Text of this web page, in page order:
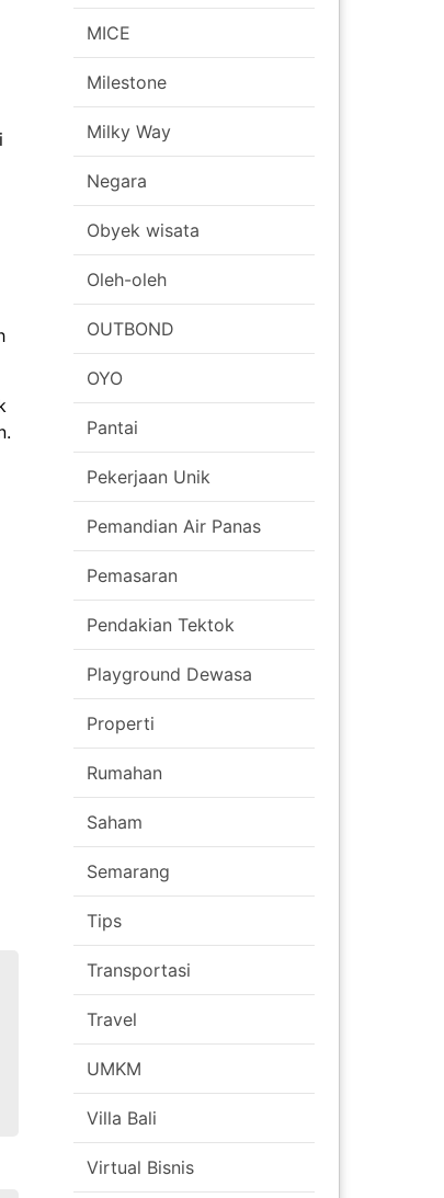
MICE
Milestone
Milky Way
Negara
Obyek wisata
Oleh-oleh
OUTBOND
OYO
Pantai
Pekerjaan Unik
Pemandian Air Panas
Pemasaran
Pendakian Tektok
Playground Dewasa
Properti
Rumahan
Saham
Semarang
Tips
Transportasi
Travel
UMKM
Villa Bali
Virtual Bisnis